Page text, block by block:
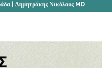
| Δημητράκης Νικόλαος MD